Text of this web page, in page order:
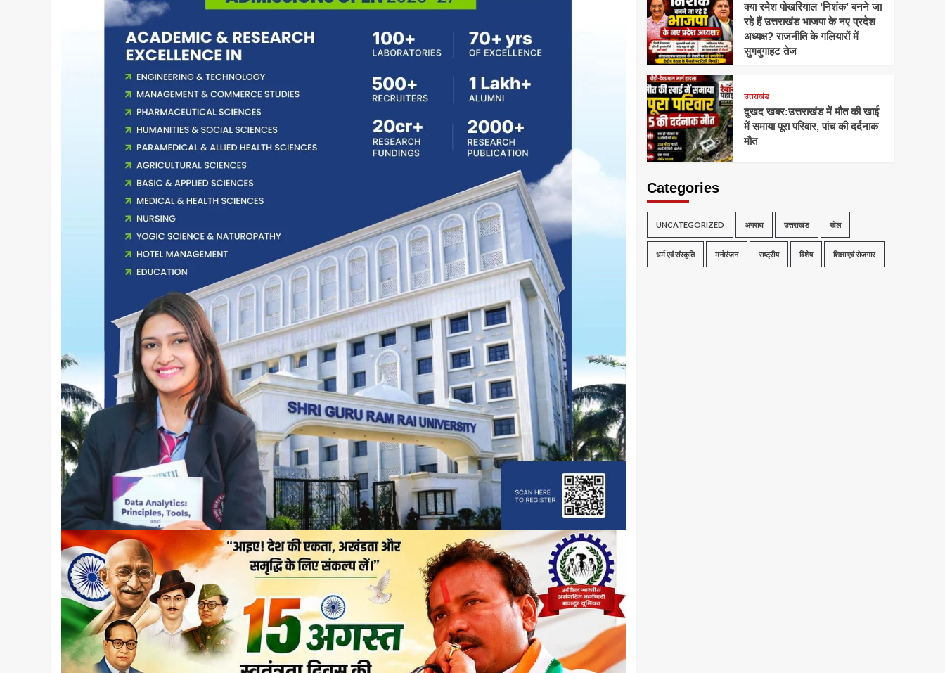
क्या रमेश पोखरियाल ‘निशंक’ बनने जा
रहे हैं उत्तराखंड भाजपा के नए प्रदेश
अध्यक्ष? राजनीति के गलियारों में
सुगबुगाहट तेज
उत्तराखंड
दुखद खबर:उत्तराखंड में मौत की खाई
में समाया पूरा परिवार, पांच की दर्दनाक
मौत
Categories
UNCATEGORIZED अपराध उत्तराखंड खेल
धर्म एवं संस्कृति मनोरंजन राष्ट्रीय विशेष शिक्षा एवं रोजगार